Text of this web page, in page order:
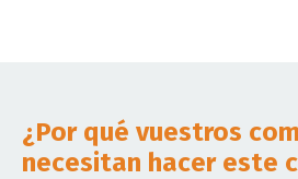
¿Por qué vuestros
necesitan hacer este